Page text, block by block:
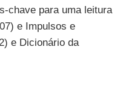
chave para uma leitura
e Impulsos e
e Dicionário da